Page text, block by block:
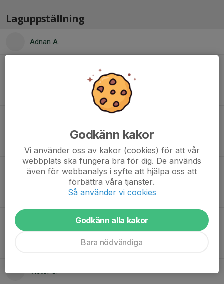
Laguppställning
Adnan A.
Jason H.
Victor S.
Godkänn kakor
Vi använder oss av kakor (cookies) för att vår
webbplats ska fungera bra för dig. De används
även för webbanalys i syfte att hjälpa oss att
förbättra våra tjänster.
Så använder vi cookies
Godkänn alla kakor
Bara nödvändiga